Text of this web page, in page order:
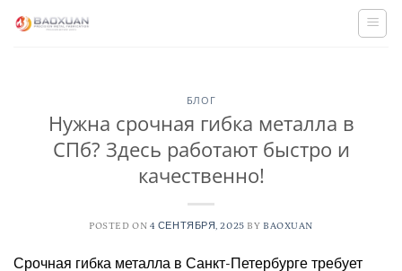
БЛОГ
Нужна срочная гибка металла в
СПб? Здесь работают быстро и
качественно!
POSTED ON 4 СЕНТЯБРЯ, 2025 BY BAOXUAN
Срочная гибка металла в Санкт-Петербурге требует